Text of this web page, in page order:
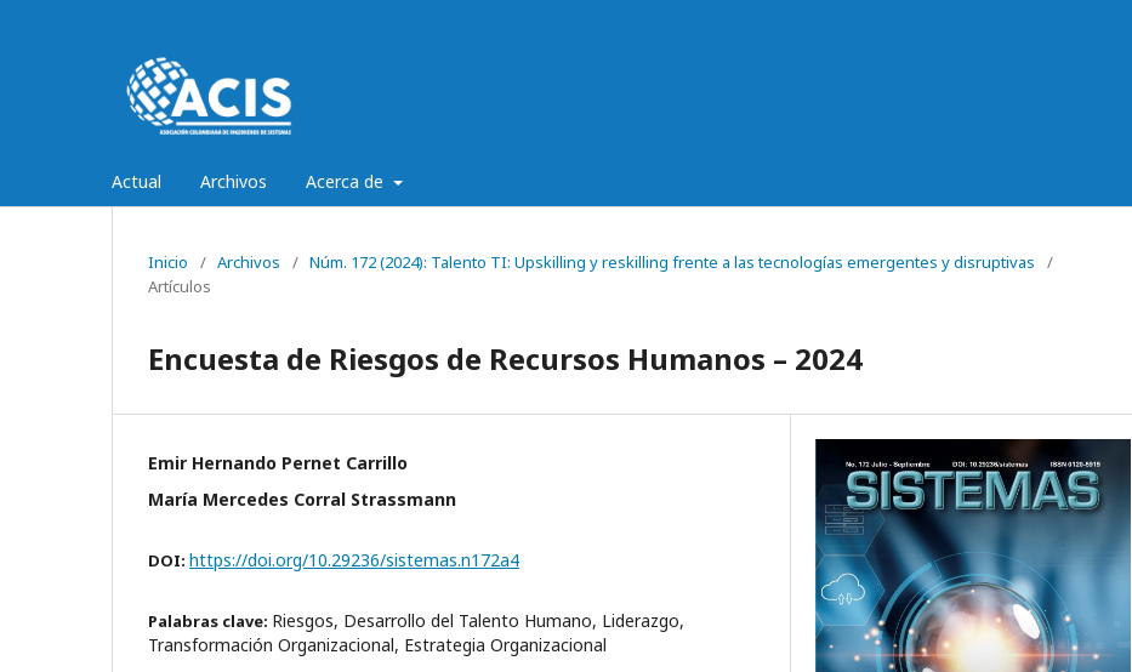
Actual Archivos Acerca de
Inicio / Archivos / Núm. 172 (2024): Talento TI: Upskilling y reskilling frente a las tecnologías emergentes y disruptivas
/
Artículos
Encuesta de Riesgos de Recursos Humanos – 2024
Emir Hernando Pernet Carrillo
María Mercedes Corral Strassmann
DOI: https://doi.org/10.29236/sistemas.n172a4
Palabras clave: Riesgos, Desarrollo del Talento Humano, Liderazgo,
Transformación Organizacional, Estrategia Organizacional